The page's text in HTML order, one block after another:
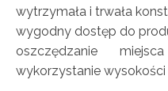
wytrzymała i trwała
wygodny dostęp do
oszczędzanie
wykorzystanie wysokości